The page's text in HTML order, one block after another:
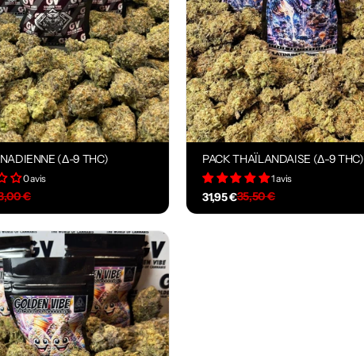
(Δ-9 THC)
0 avis
€
PACK THAÏLANDAISE (Δ-9 THC)
1 avis
31,95 €35,50 €